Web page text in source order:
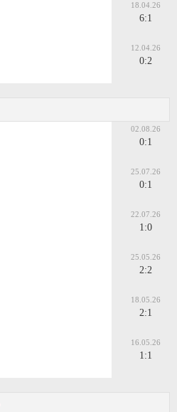
18.04.26
6:1
12.04.26
0:2
02.08.26
0:1
25.07.26
0:1
22.07.26
1:0
25.05.26
2:2
18.05.26
2:1
16.05.26
1:1